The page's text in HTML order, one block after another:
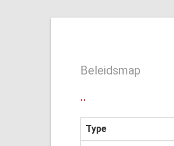
Beleidsmap
..
Type